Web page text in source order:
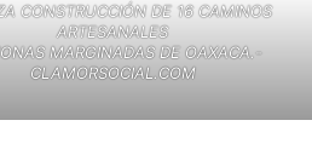
CONSTRUCCIÓN DE 16 CAMINOS
ARTESANALES
MARGINADAS DE OAXACA.-
CLAMORSOCIAL.COM